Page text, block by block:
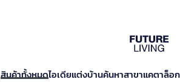
สินค้าทั้งหมดไอเดียแต่งบ้านค้นหาสาขาแคตาล็อ